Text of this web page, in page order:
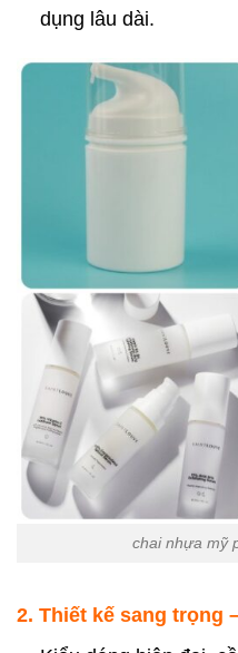
dụng lâu dài.
chai nhựa mỹ
2. Thiết kế sang trọng